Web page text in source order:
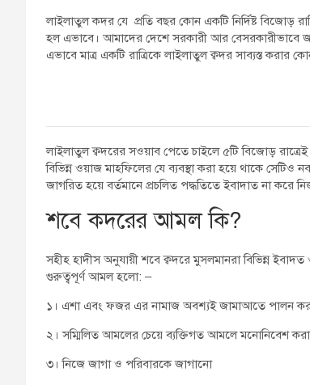
লাইলাতুল কদর যে প্রতি বছর কোন একটি নির্দিষ্ট বিজোড়
হল এভাবে। আমাদের দেশে সরকারী আর বেসরকারীভাবে
এভাবে মাত্র একটি রাত্রিকে লাইলাতুল ক্বদর সাব্যস্ত করার
লাইলাতুল ক্বদরের সওয়াব পেতে চাইলে ৫টি বিজোড়
বিভিন্ন ওয়াজ মাহফিলের যে ব্যবস্থা করা হয়ে থাকে সেটিও
জাগরিত হয়ে বর্তমানে প্রচলিত পদ্ধতিতে ইবাদাত না করে
শবে কদরের আমল কি?
সহীহ হাদীস অনুযায়ী শবে ক্বদরে মুসলমানরা বিভিন্ন
গুরুত্বপূর্ণ আমল হলো: –
১। এশা এবং ফজর এর নামাজ অবশ্যই জামাআতে পালন
২। সম্মিলিত আমলের চেয়ে ব্যক্তিগত আমলে মনোনিবেশ
৩। নিজে জাগা ও পরিবারকে জাগানো